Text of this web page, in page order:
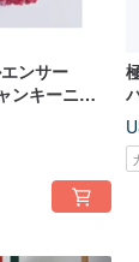
ンサー
ンキーニッ